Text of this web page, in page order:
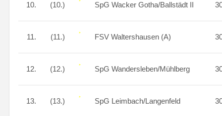
10. (10.) SpG Wacker Gotha/Ballstädt II
11. (11.) FSV Waltershausen (A)
12. (12.) SpG Wandersleben/Mühlberg
13. (13.) SpG Leimbach/Langenfeld